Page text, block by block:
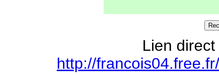
Lien
http://